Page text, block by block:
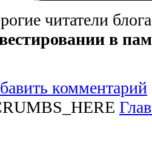
читатели
в
комментарий